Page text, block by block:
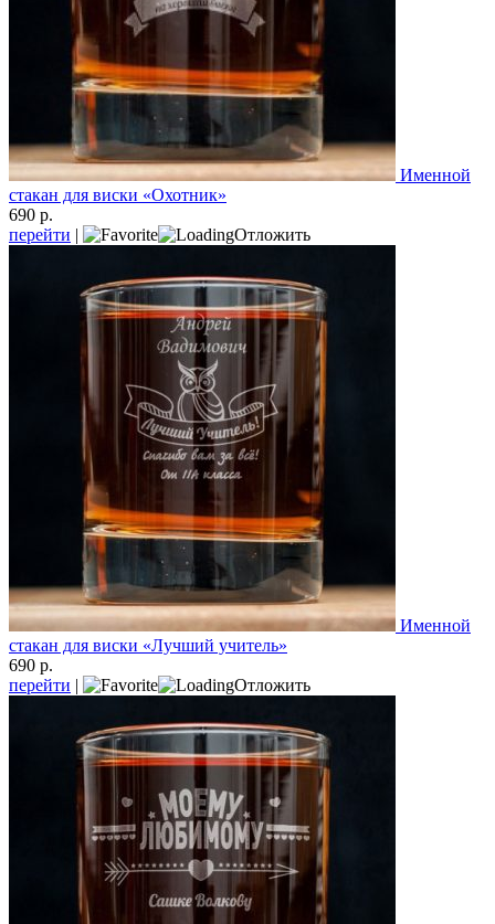
Именной
стакан для виски «Охотник»
690 р.
перейти | Отложить
Именной
стакан для виски «Лучший учитель»
690 р.
перейти | Отложить